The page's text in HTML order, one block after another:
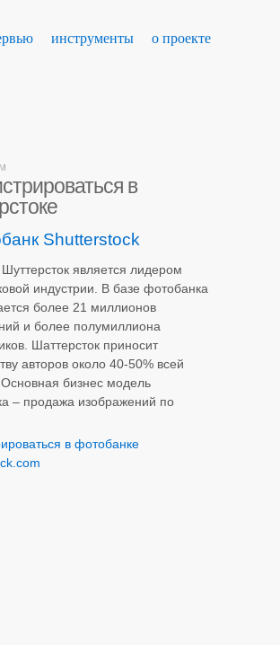
инструменты о проекте
в
Shutterstock
является лидером
индустрии. В базе фотобанка
более 21 миллионов
и более полумиллиона
Шаттерсток приносит
авторов около 40-50% всей
бизнес модель
– продажа изображений по
в фотобанке